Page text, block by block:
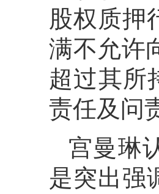
股权质押
满不允许
超过其所
责任及问
宫曼琳
是突出强